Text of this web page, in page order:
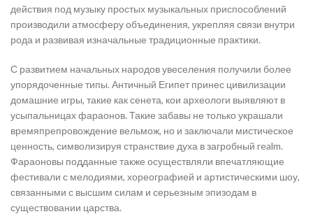
действия под музыку простых музыкальных приспособлений
производили атмосферу объединения, укрепляя связи внутри
рода и развивая изначальные традиционные практики.
С развитием начальных народов увеселения получили более
упорядоченные типы. Античный Египет принес цивилизации
домашние игры, такие как сенета, кои археологи выявляют в
усыпальницах фараонов. Такие забавы не только украшали
времяпрепровождение вельмож, но и заключали мистическое
ценность, символизируя странствие духа в загробный realm.
Фараоновы подданные также осуществляли впечатляющие
фестивали с мелодиями, хореографией и артистическими шоу,
связанными с высшим силам и серьезным эпизодам в
существовании царства.